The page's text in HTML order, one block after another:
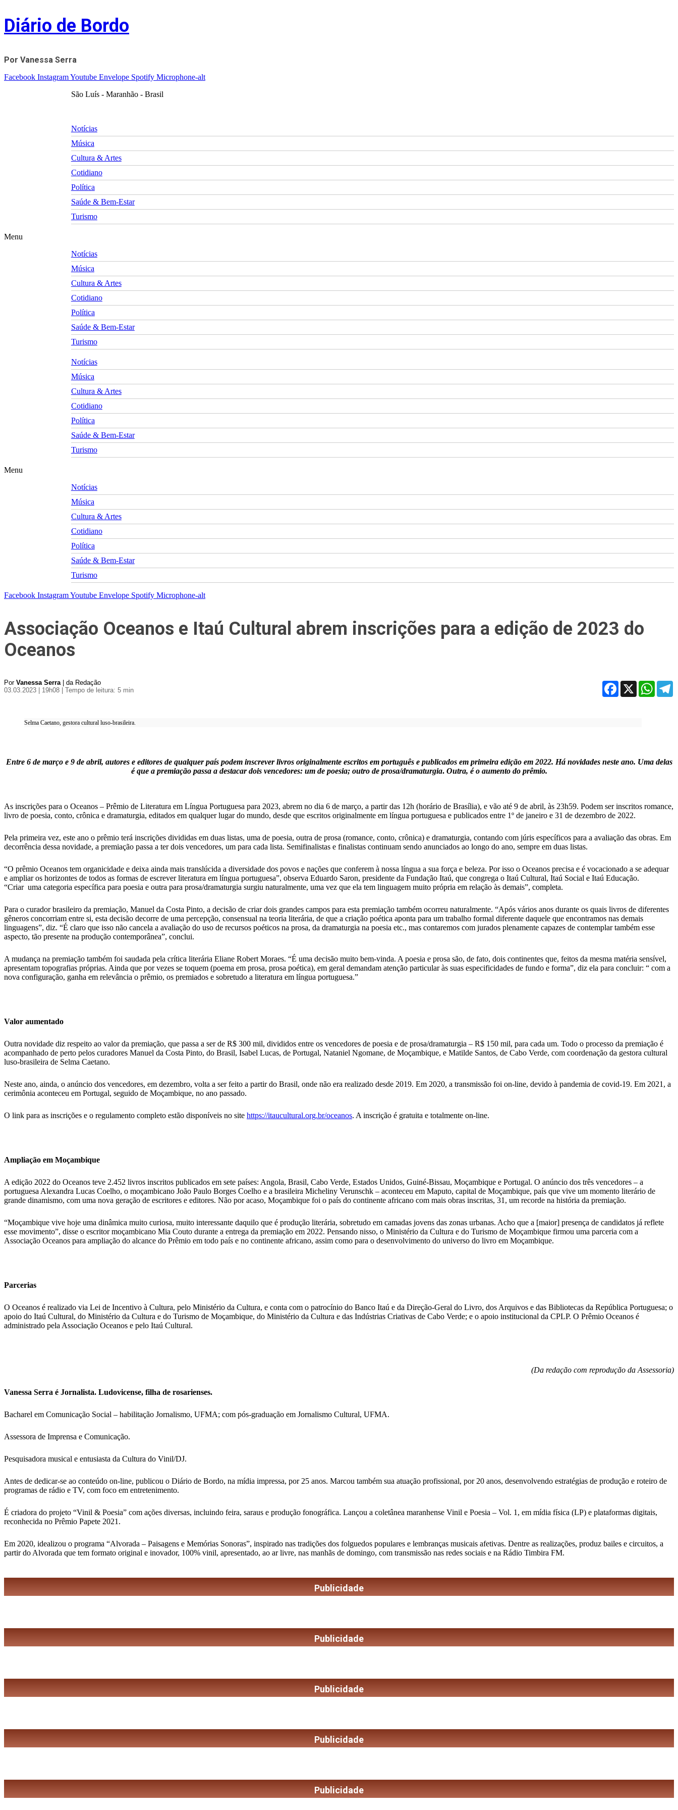
Skip
to
content
Diário de Bordo
Por Vanessa Serra
Facebook InstagramYoutube Envelope Spotify Microphone-alt
São Luís - Maranhão - Brasil
Notícias
Música
Cultura & Artes
Cotidiano
Política
Saúde & Bem-Estar
Turismo
Menu
Notícias
Música
Cultura & Artes
Cotidiano
Política
Saúde & Bem-Estar
Turismo
Notícias
Música
Cultura & Artes
Cotidiano
Política
Saúde & Bem-Estar
Turismo
Menu
Notícias
Música
Cultura & Artes
Cotidiano
Política
Saúde & Bem-Estar
Turismo
Facebook InstagramYoutube Envelope Spotify Microphone-alt
Associação Oceanos e Itaú Cultural abrem inscrições para a edição de 2023 do
Oceanos
Por Vanessa Serra| da Redação
03.03.2023 | 19h08
| Tempo de leitura: 5 min
Facebook
X
Selma Caetano, gestora cultural luso-brasileira.
Entre 6 de março e 9 de abril, autores e editores de qualquer país podem inscrever livros originalmente escritos em português e publicados em primeira edição em 2022. Há novidades neste ano. Uma delas
é que a premiação passa a destacar dois vencedores: um de poesia; outro de prosa/dramaturgia. Outra, é o aumento do prêmio.
As inscrições para o Oceanos – Prêmio de Literatura em Língua Portuguesa para 2023, abrem no dia 6 de março, a partir das 12h (horário de Brasília), e vão até 9 de abril, às 23h59. Podem ser inscritos romance,
livro de poesia, conto, crônica e dramaturgia, editados em qualquer lugar do mundo, desde que escritos originalmente em língua portuguesa e publicados entre 1º de janeiro e 31 de dezembro de 2022.
Pela primeira vez, este ano o prêmio terá inscrições divididas em duas listas, uma de poesia, outra de prosa (romance, conto, crônica) e dramaturgia, contando com júris específicos para a avaliação das obras. Em
decorrência dessa novidade, a premiação passa a ter dois vencedores, um para cada lista. Semifinalistas e finalistas continuam sendo anunciados ao longo do ano, sempre em duas listas.
“O prêmio Oceanos tem organicidade e deixa ainda mais translúcida a diversidade dos povos e nações que conferem à nossa língua a sua força e beleza. Por isso o Oceanos precisa e é vocacionado a se adequar
e ampliar os horizontes de todos as formas de escrever literatura em língua portuguesa”, observa Eduardo Saron, presidente da Fundação Itaú, que congrega o Itaú Cultural, Itaú Social e Itaú Educação.
“Criar uma categoria específica para poesia e outra para prosa/dramaturgia surgiu naturalmente, uma vez que ela tem linguagem muito própria em relação às demais”, completa.
Para o curador brasileiro da premiação, Manuel da Costa Pinto, a decisão de criar dois grandes campos para esta premiação também ocorreu naturalmente. “Após vários anos durante os quais livros de diferentes
gêneros concorriam entre si, esta decisão decorre de uma percepção, consensual na teoria literária, de que a criação poética aponta para um trabalho formal diferente daquele que encontramos nas demais
linguagens”, diz. “É claro que isso não cancela a avaliação do uso de recursos poéticos na prosa, da dramaturgia na poesia etc., mas contaremos com jurados plenamente capazes de contemplar também esse
aspecto, tão presente na produção contemporânea”, conclui.
A mudança na premiação também foi saudada pela crítica literária Eliane Robert Moraes. “É uma decisão muito bem-vinda. A poesia e prosa são, de fato, dois continentes que, feitos da mesma matéria sensível,
apresentam topografias próprias. Ainda que por vezes se toquem (poema em prosa, prosa poética), em geral demandam atenção particular às suas especificidades de fundo e forma”, diz ela para concluir: “ com a
nova configuração, ganha em relevância o prêmio, os premiados e sobretudo a literatura em língua portuguesa.”
Valor aumentado
Outra novidade diz respeito ao valor da premiação, que passa a ser de R$ 300 mil, divididos entre os vencedores de poesia e de prosa/dramaturgia – R$ 150 mil, para cada um. Todo o processo da premiação é
acompanhado de perto pelos curadores Manuel da Costa Pinto, do Brasil, Isabel Lucas, de Portugal, Nataniel Ngomane, de Moçambique, e Matilde Santos, de Cabo Verde, com coordenação da gestora cultural
luso-brasileira de Selma Caetano.
Neste ano, ainda, o anúncio dos vencedores, em dezembro, volta a ser feito a partir do Brasil, onde não era realizado desde 2019. Em 2020, a transmissão foi on-line, devido à pandemia de covid-19. Em 2021, a
cerimônia aconteceu em Portugal, seguido de Moçambique, no ano passado.
O link para as inscrições e o regulamento completo estão disponíveis no site https://itaucultural.org.br/oceanos. A inscrição é gratuita e totalmente on-line.
Ampliação em Moçambique
A edição 2022 do Oceanos teve 2.452 livros inscritos publicados em sete países: Angola, Brasil, Cabo Verde, Estados Unidos, Guiné-Bissau, Moçambique e Portugal. O anúncio dos três vencedores – a
portuguesa Alexandra Lucas Coelho, o moçambicano João Paulo Borges Coelho e a brasileira Micheliny Verunschk – aconteceu em Maputo, capital de Moçambique, país que vive um momento literário de
grande dinamismo, com uma nova geração de escritores e editores. Não por acaso, Moçambique foi o país do continente africano com mais obras inscritas, 31, um recorde na história da premiação.
“Moçambique vive hoje uma dinâmica muito curiosa, muito interessante daquilo que é produção literária, sobretudo em camadas jovens das zonas urbanas. Acho que a [maior] presença de candidatos já reflete
esse movimento”, disse o escritor moçambicano Mia Couto durante a entrega da premiação em 2022. Pensando nisso, o Ministério da Cultura e do Turismo de Moçambique firmou uma parceria com a
Associação Oceanos para ampliação do alcance do Prêmio em todo país e no continente africano, assim como para o desenvolvimento do universo do livro em Moçambique.
Parcerias
O Oceanos é realizado via Lei de Incentivo à Cultura, pelo Ministério da Cultura, e conta com o patrocínio do Banco Itaú e da Direção-Geral do Livro, dos Arquivos e das Bibliotecas da República Portuguesa; o
apoio do Itaú Cultural, do Ministério da Cultura e do Turismo de Moçambique, do Ministério da Cultura e das Indústrias Criativas de Cabo Verde; e o apoio institucional da CPLP. O Prêmio Oceanos é
administrado pela Associação Oceanos e pelo Itaú Cultural.
(Da redação com reprodução da Assessoria)
Vanessa Serra é Jornalista. Ludovicense, filha de rosarienses.
Bacharel em Comunicação Social – habilitação Jornalismo, UFMA; com pós-graduação em Jornalismo Cultural, UFMA.
Assessora de Imprensa e Comunicação.
Pesquisadora musical e entusiasta da Cultura do Vinil/DJ.
Antes de dedicar-se ao conteúdo on-line, publicou o Diário de Bordo, na mídia impressa, por 25 anos. Marcou também sua atuação profissional, por 20 anos, desenvolvendo estratégias de produção e roteiro de
programas de rádio e TV, com foco em entretenimento.
É criadora do projeto “Vinil & Poesia” com ações diversas, incluindo feira, saraus e produção fonográfica. Lançou a coletânea maranhense Vinil e Poesia – Vol. 1, em mídia física (LP) e plataformas digitais,
reconhecida no Prêmio Papete 2021.
Em 2020, idealizou o programa “Alvorada – Paisagens e Memórias Sonoras”, inspirado nas tradições dos folguedos populares e lembranças musicais afetivas. Dentre as realizações, produz bailes e circuitos, a
partir do Alvorada que tem formato original e inovador, 100% vinil, apresentado, ao ar livre, nas manhãs de domingo, com transmissão nas redes sociais e na Rádio Timbira FM.
Publicidade
Publicidade
Publicidade
Publicidade
Publicidade